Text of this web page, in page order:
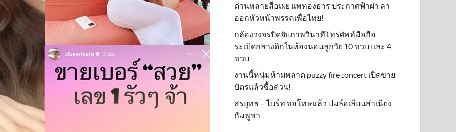
ด่วนหลายสื่อเผย แพทองธาร ประกาศฟ้าผ่า ลา
ออกหัวหน้าพรรคเพื่อไทย!
กล้องวงจรปิดจับภาพวินาทีโทรศัพท์มือถือ
ระเบิดกลางดึกในห้องนอนลูกวัย 10 ขวบ และ 4
ขวบ
งานนี้หนุ่มห้ามพลาด puzzy fire concert เปิดขาย
บัตรแล้วซื้อด่วน!
สรยุทธ – ไบร์ท ขอโทษแล้ว ปมล้อเลียนสำเนียง
กัมพูชา